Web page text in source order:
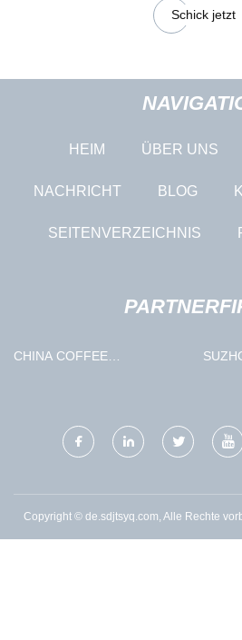
Schick jetzt
HEIM ÜBER UNS
NACHRICHT BLOG
SEITENVERZEICHNIS
CHINA COFFEE
KAFFEEPRODUKTIONSLINIE
PRICELIST - KASSEL
Copyright © de.sdjtsyq.com, Alle Rechte